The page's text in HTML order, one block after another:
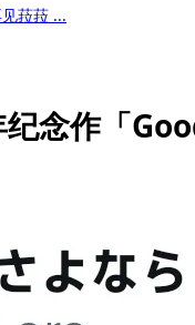
菈菈 ...
念作「